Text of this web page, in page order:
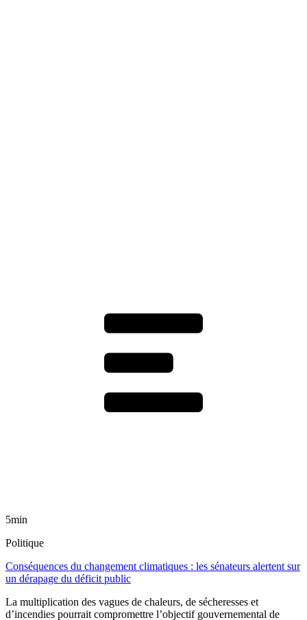
5min
Politique
Conséquences du changement climatiques : les sénateurs alertent sur
un dérapage du déficit public
La multiplication des vagues de chaleurs, de sécheresses et
d’incendies pourrait compromettre l’objectif gouvernemental de